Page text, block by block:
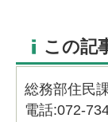
この記
総務部住民
電話:072-